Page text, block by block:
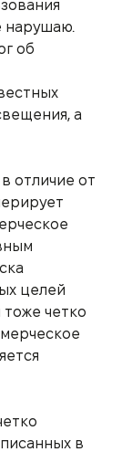
нарушаю.
об
а
отличие от
целей
четко
в